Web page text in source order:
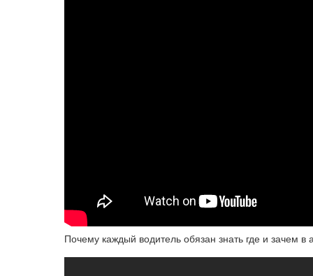
Почему каждый водитель обязан знать где и зачем в